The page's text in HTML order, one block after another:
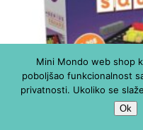
Mini Mondo web shop
poboljšao funkcionalnost
privatnosti. Ukoliko se
Ok